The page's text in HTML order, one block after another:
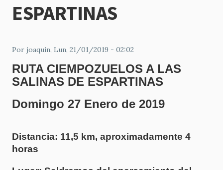
ESPARTINAS
Por joaquin, Lun, 21/01/2019 - 02:02
RUTA CIEMPOZUELOS A LAS
SALINAS DE ESPARTINAS
Domingo 27 Enero de 2019
Distancia: 11,5 km, aproximadamente 4
horas